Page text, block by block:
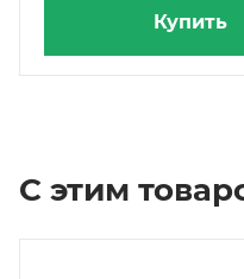
Купить
С этим